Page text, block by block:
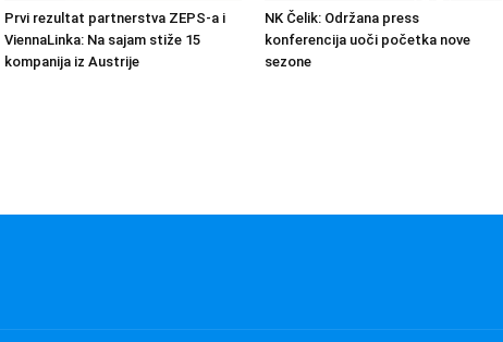
Prvi rezultat partnerstva ZEPS-a i
ViennaLinka: Na sajam stiže 15
kompanija iz Austrije
NK Čelik: Održana press
konferencija uoči početka nove
sezone